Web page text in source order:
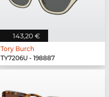
143,20 €
Tory Burch
TY7206U - 198887